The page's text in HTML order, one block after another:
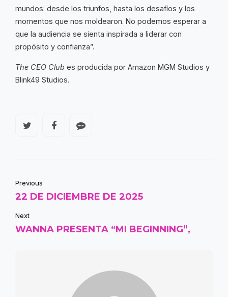
mundos: desde los triunfos, hasta los desafíos y los
momentos que nos moldearon. No podemos esperar a
que la audiencia se sienta inspirada a liderar con
propósito y confianza”.
The CEO Club es producida por Amazon MGM Studios y
Blink49 Studios.
Previous
22 DE DICIEMBRE DE 2025
Next
WANNA PRESENTA “MI BEGINNING”,